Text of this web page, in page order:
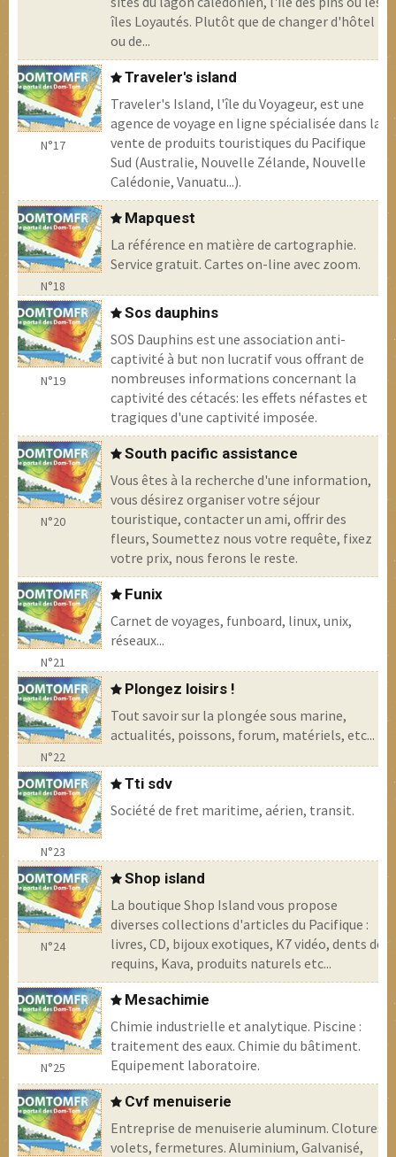
îles Loyautés. Plutôt que de changer d'hôtel
ou de...
N°17
Traveler's island
Traveler's Island, l'île du Voyageur, est une
agence de voyage en ligne spécialisée dans la
vente de produits touristiques du Pacifique
Sud (Australie, Nouvelle Zélande, Nouvelle
Calédonie, Vanuatu...).
N°18
Mapquest
La référence en matière de cartographie.
Service gratuit. Cartes on-line avec zoom.
N°19
Sos dauphins
SOS Dauphins est une association anti-
captivité à but non lucratif vous offrant de
nombreuses informations concernant la
captivité des cétacés: les effets néfastes et
tragiques d'une captivité imposée.
N°20
South pacific assistance
Vous êtes à la recherche d'une information,
vous désirez organiser votre séjour
touristique, contacter un ami, offrir des
fleurs, Soumettez nous votre requête, fixez
votre prix, nous ferons le reste.
N°21
Funix
Carnet de voyages, funboard, linux, unix,
réseaux...
N°22
Plongez loisirs !
Tout savoir sur la plongée sous marine,
actualités, poissons, forum, matériels, etc...
N°23
Tti sdv
Société de fret maritime, aérien, transit.
N°24
Shop island
La boutique Shop Island vous propose
diverses collections d'articles du Pacifique :
livres, CD, bijoux exotiques, K7 vidéo, dents de
requins, Kava, produits naturels etc...
N°25
Mesachimie
Chimie industrielle et analytique. Piscine :
traitement des eaux. Chimie du bâtiment.
Equipement laboratoire.
Cvf menuiserie
Entreprise de menuiserie aluminum. Clotures,
volets, fermetures. Aluminium, Galvanisé,